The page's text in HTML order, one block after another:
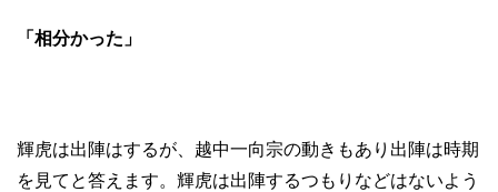
「相分かった」
輝虎は出陣はするが、越中一向宗の動きもあり出陣は時期
を見てと答えます。輝虎は出陣するつもりなどはないよう